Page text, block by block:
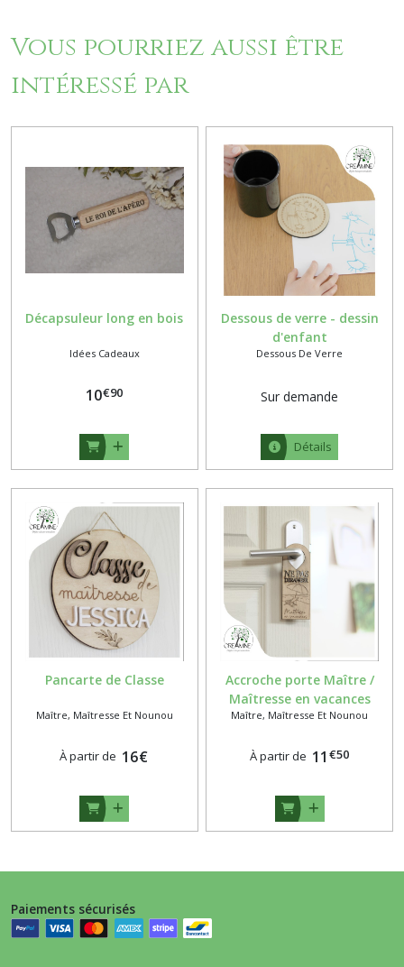
Vous pourriez aussi être
intéressé par
Décapsuleur long en bois
Idées Cadeaux
10€90
Dessous de verre - dessin
d'enfant
Dessous De Verre
Sur demande
Détails
Pancarte de Classe
Maître, Maîtresse Et Nounou
À partir de 16€
Accroche porte Maître /
Maîtresse en vacances
Maître, Maîtresse Et Nounou
À partir de 11 €50
Paiements sécurisés